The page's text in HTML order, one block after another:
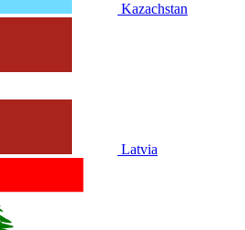
Kazachstan
Latvia